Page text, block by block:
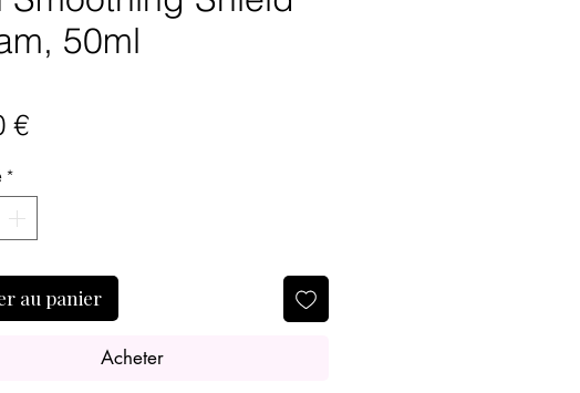
50ml
€Prix
*
au panier
Acheter